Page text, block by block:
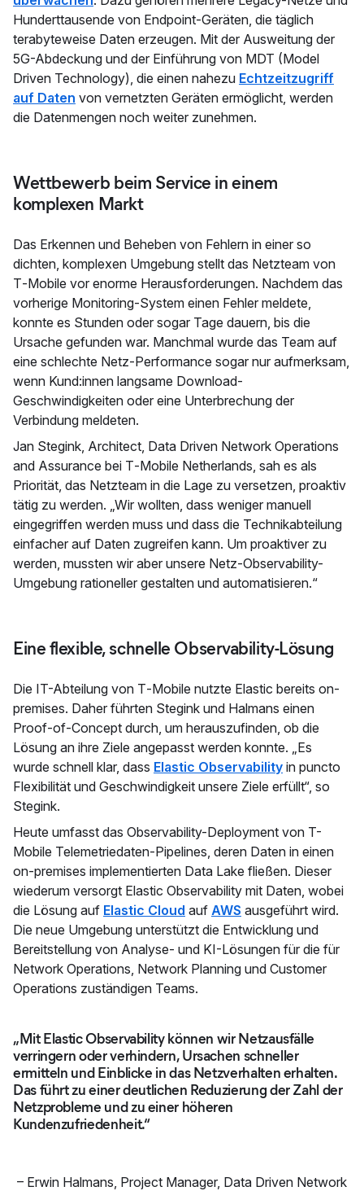
Hunderttausende von Endpoint-Geräten, die täglich
terabyteweise Daten erzeugen. Mit der Ausweitung der
5G-Abdeckung und der Einführung von MDT (Model
Driven Technology), die einen nahezu Echtzeitzugriff
auf Daten von vernetzten Geräten ermöglicht, werden
die Datenmengen noch weiter zunehmen.
Wettbewerb beim Service in einem
komplexen Markt
Das Erkennen und Beheben von Fehlern in einer so
dichten, komplexen Umgebung stellt das Netzteam von
T‑Mobile vor enorme Herausforderungen. Nachdem das
vorherige Monitoring-System einen Fehler meldete,
konnte es Stunden oder sogar Tage dauern, bis die
Ursache gefunden war. Manchmal wurde das Team auf
eine schlechte Netz-Performance sogar nur aufmerksam,
wenn Kund:innen langsame Download-
Geschwindigkeiten oder eine Unterbrechung der
Verbindung meldeten.
Jan Stegink, Architect, Data Driven Network Operations
and Assurance bei T‑Mobile Netherlands, sah es als
Priorität, das Netzteam in die Lage zu versetzen, proaktiv
tätig zu werden. „Wir wollten, dass weniger manuell
eingegriffen werden muss und dass die Technikabteilung
einfacher auf Daten zugreifen kann. Um proaktiver zu
werden, mussten wir aber unsere Netz-Observability-
Umgebung rationeller gestalten und automatisieren.“
Eine flexible, schnelle Observability-Lösung
Die IT-Abteilung von T‑Mobile nutzte Elastic bereits on-
premises. Daher führten Stegink und Halmans einen
Proof-of-Concept durch, um herauszufinden, ob die
Lösung an ihre Ziele angepasst werden konnte. „Es
wurde schnell klar, dass Elastic Observability in puncto
Flexibilität und Geschwindigkeit unsere Ziele erfüllt“, so
Stegink.
Heute umfasst das Observability-Deployment von T-
Mobile Telemetriedaten-Pipelines, deren Daten in einen
on-premises implementierten Data Lake fließen. Dieser
wiederum versorgt Elastic Observability mit Daten, wobei
die Lösung auf Elastic Cloud auf AWS ausgeführt wird.
Die neue Umgebung unterstützt die Entwicklung und
Bereitstellung von Analyse- und KI-Lösungen für die für
Network Operations, Network Planning und Customer
Operations zuständigen Teams.
„Mit Elastic Observability können wir Netzausfälle
verringern oder verhindern, Ursachen schneller
ermitteln und Einblicke in das Netzverhalten erhalten.
Das führt zu einer deutlichen Reduzierung der Zahl der
Netzprobleme und zu einer höheren
Kundenzufriedenheit.“
– Erwin Halmans Project Manager, Data Driven Network